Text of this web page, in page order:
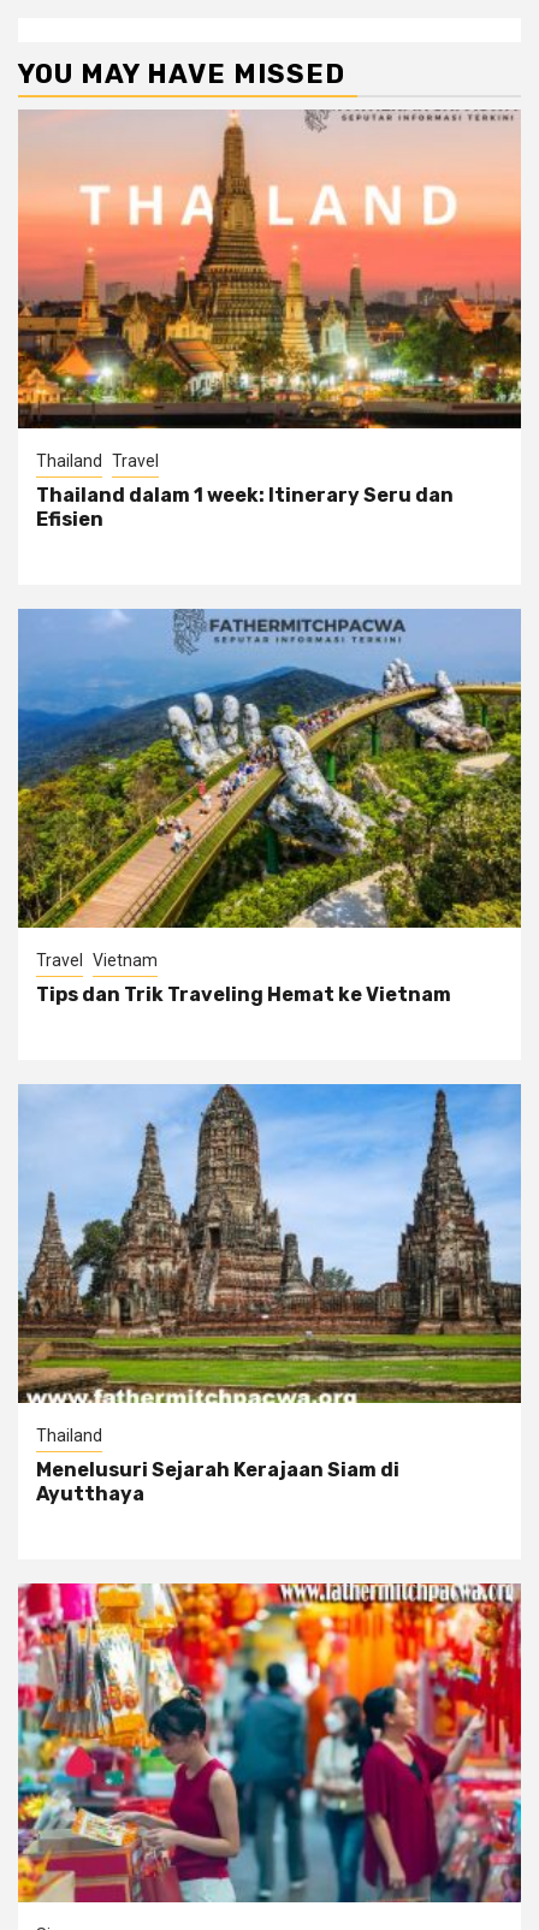
YOU MAY HAVE MISSED
Thailand Travel
Thailand dalam 1 week: Itinerary Seru dan
Efisien
Travel Vietnam
Tips dan Trik Traveling Hemat ke Vietnam
Thailand
Menelusuri Sejarah Kerajaan Siam di
Ayutthaya